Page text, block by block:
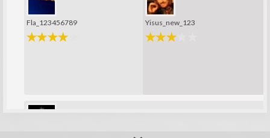
Fla_123456789 Yisus_new_123